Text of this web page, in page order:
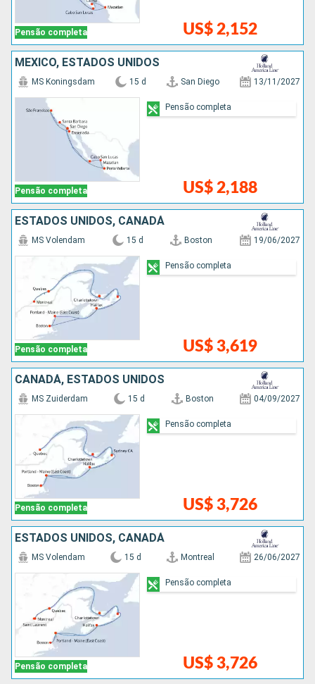
Pensão completa US$ 2,152
MÉXICO, ESTADOS UNIDOS
Pensão completa
MS Koningsdam 15 d San Diego 13/11/2027
US$ 2,188
Pensão completa
ESTADOS UNIDOS, CANADÁ
Pensão completa
MS Volendam 15 d Boston 19/06/2027
US$ 3,619
Pensão completa
CANADÁ, ESTADOS UNIDOS
Pensão completa
MS Zuiderdam 15 d Boston 04/09/2027
US$ 3,726
Pensão completa
ESTADOS UNIDOS, CANADÁ
Pensão completa
MS Volendam 15 d Montreal 26/06/2027
US$ 3,726
Pensão completa